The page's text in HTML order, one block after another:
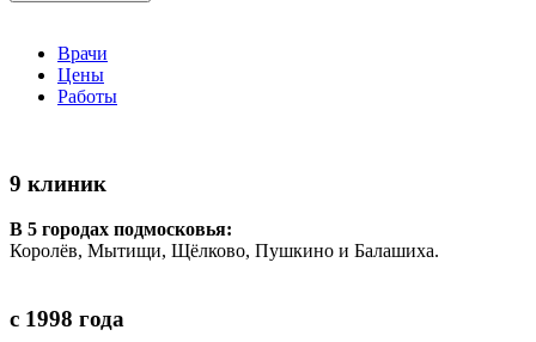
Врачи
Цены
Работы
9 клиник
В 5 городах подмосковья:
Королёв, Мытищи, Щёлково, Пушкино и Балашиха.
с 1998 года